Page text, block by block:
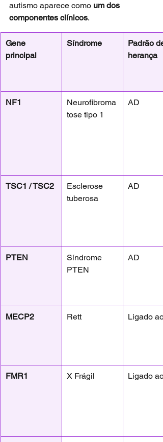
autismo aparece como um dos
componentes clínicos.
Gene
principal
Síndrome
Padrão de
herança
NF1
Neurofibroma
tose tipo 1
AD
TSC1 / TSC2
Esclerose
tuberosa
AD
PTEN
Síndrome
PTEN
AD
MECP2 Rett Ligado ao
FMR1 X Frágil Ligado ao